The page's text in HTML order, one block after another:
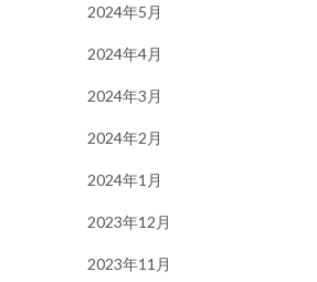
2024年5月
2024年4月
2024年3月
2024年2月
2024年1月
2023年12月
2023年11月